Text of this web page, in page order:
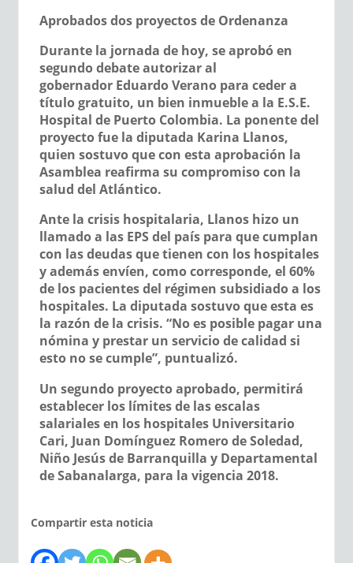
Aprobados dos proyectos de Ordenanza
Durante la jornada de hoy, se aprobó en
segundo debate autorizar al
gobernador Eduardo Verano para ceder a
título gratuito, un bien inmueble a la E.S.E.
Hospital de Puerto Colombia. La ponente del
proyecto fue la diputada Karina Llanos,
quien sostuvo que con esta aprobación la
Asamblea reafirma su compromiso con la
salud del Atlántico.
Ante la crisis hospitalaria, Llanos hizo un
llamado a las EPS del país para que cumplan
con las deudas que tienen con los hospitales
y además envíen, como corresponde, el 60%
de los pacientes del régimen subsidiado a los
hospitales. La diputada sostuvo que esta es
la razón de la crisis. “No es posible pagar una
nómina y prestar un servicio de calidad si
esto no se cumple”, puntualizó.
Un segundo proyecto aprobado, permitirá
establecer los límites de las escalas
salarialesen los hospitales Universitario
Cari, Juan Domínguez Romero de Soledad,
Niño Jesús de Barranquilla y Departamental
de Sabanalarga, para la vigencia 2018.
Compartir esta noticia